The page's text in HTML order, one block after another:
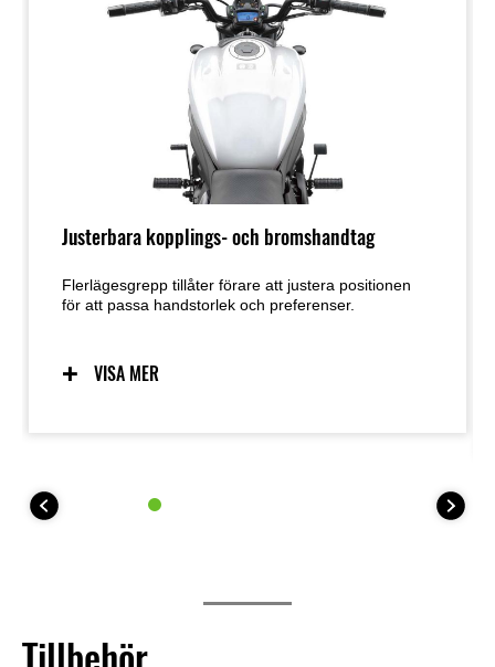
Justerbara kopplings- och bromshandtag
Flerlägesgrepp tillåter förare att justera positionen
för att passa handstorlek och preferenser.
VISA MER